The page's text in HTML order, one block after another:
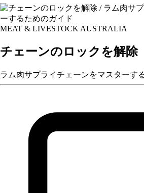
MEAT & LIVESTOCK AUSTRALIA
チェーンのロックを解除
ラム肉サプライチェーンをマスターす